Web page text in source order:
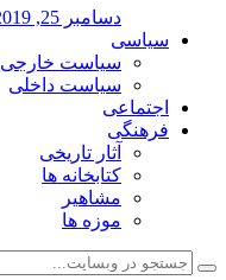
دسامبر 25, 2019
سیاسی
سیاست خارجی
سیاست داخلی
اجتماعی
فرهنگی
آثار تاریخی
کتابخانه ها
مشاهیر
موزه ها